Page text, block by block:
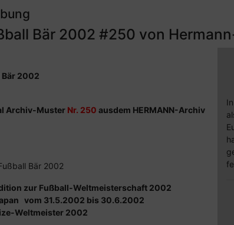
Bär 2002 #250 von
Bär 2002
Archiv-Muster Nr. 250 ausdem HERMANN-Archiv
Bär 2002
zur Fußball-Weltmeisterschaft 2002
vom 31.5.2002 bis 30.6.2002
Weltmeister 2002